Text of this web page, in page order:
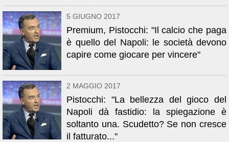
5 GIUGNO 2017
Premium, Pistocchi: "Il calcio che paga
è quello del Napoli: le società devono
capire come giocare per vincere"
2 MAGGIO 2017
Pistocchi: "La bellezza del gioco del
Napoli dà fastidio: la spiegazione è
soltanto una. Scudetto? Se non cresce
il fatturato..."